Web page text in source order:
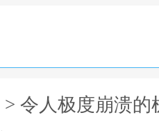
> 令人极度崩溃